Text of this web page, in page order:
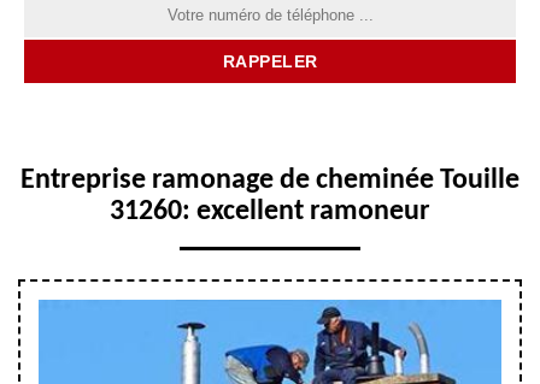
Entreprise ramonage de cheminée Touille
31260: excellent ramoneur